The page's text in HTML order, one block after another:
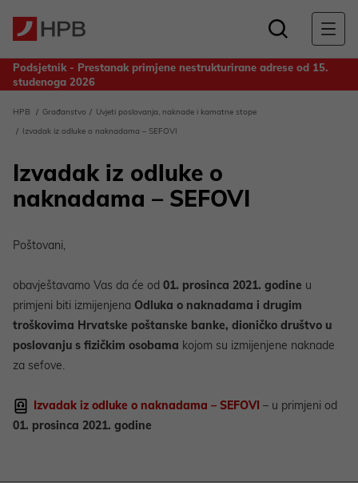
Podsjetnik - Prestanak primjene nestrukturirane adrese od 15.
studenoga 2026
ostvarene u 2025. godini
HPB Građanstvo
Uvjeti poslovanja, naknade i kamatne stope
Izvadak iz odluke o naknadama – SEFOVI
Izvadak iz odluke o
naknadama – SEFOVI
Poštovani,
obavještavamo Vas da će od 01. prosinca 2021. godine u
primjeni biti izmijenjena Odluka o naknadama i drugim
troškovima Hrvatske poštanske banke, dioničko društvo u
poslovanju s fizičkim osobama kojom su izmijenjene naknade
za sefove.
Izvadak iz odluke o naknadama – SEFOVI – u primjeni od
01. prosinca 2021. godine